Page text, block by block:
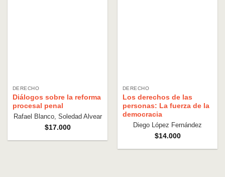
DERECHO
Diálogos sobre la reforma
procesal penal
Rafael Blanco, Soledad Alvear
$17.000
DERECHO
Los derechos de las
personas: La fuerza de la
democracia
Diego López Fernández
$14.000